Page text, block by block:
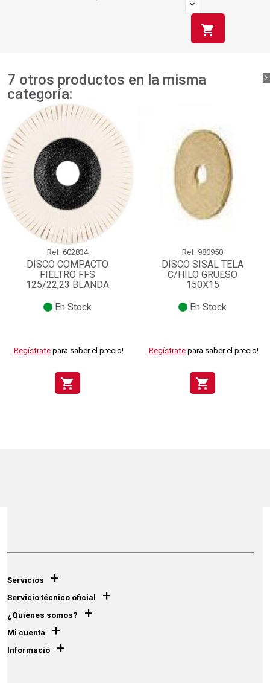
shopping_cart
7 otros productos en la misma
categoría:
Ref. 602834
DISCO COMPACTO
FIELTRO FFS
125/22,23 BLANDA
En Stock
Regístrate para saber el precio!
shopping_cart
Ref. 980950
DISCO SISAL TELA
C/HILO GRUESO
150X15
En Stock
Regístrate para saber el precio!
shopping_cart
Servicios +
Servicio técnico oficial +
¿Quiénes somos? +
Mi cuenta +
Informació +